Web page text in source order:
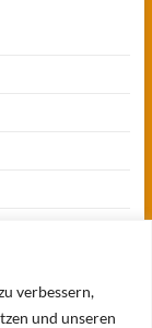
verbessern,
und unseren